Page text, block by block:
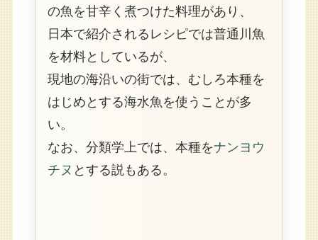
の魚を甘辛く煮つけた料理があり、
日本で紹介されるレシピでは普通川魚
を材料としているが、
現地の海沿いの街では、むしろ本種を
はじめとする海水魚を使うことが多
い。
なお、分類学上では、本種をナンヨウ
チヌ とする説もある。